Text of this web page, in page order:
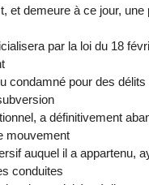
et demeure à ce jour, une
par la loi du 18
condamné pour des délits
a définitivement
mouvement
auquel il a appartenu,
conduites